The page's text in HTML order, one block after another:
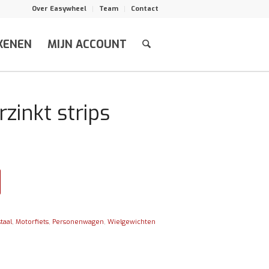
Over Easywheel Team Contact
MIJN ACCOUNT
strips
,Motorfiets, Personenwagen,Wielgewichten